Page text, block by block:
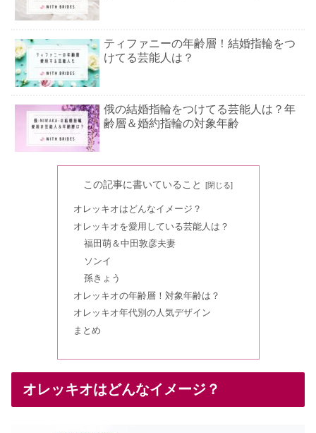
ティファニーの年齢層！結婚指輪をつ
けてる芸能人は？
俄の結婚指輪をつけてる芸能人は？年
齢層＆婚約指輪の対象年齢
人！年齢層やイメージは？
ダミアーニの芸能人は？結婚指輪・婚
約指輪の年齢層は？
ヴァンクリーフの結婚指輪をつけてる
芸能人！年齢層&イメージまとめ
トレセンテをつけてる芸能人はいる
の？年齢層＆対象年齢も
この記事に書いていること
オレッキオはどんなイメージ？
オレッキオを愛用している芸能人は？
福田萌＆中田敦彦夫妻
ソンイ
孫きょう
オレッキオの年齢層！対象年齢は？
オレッキオ年代別の人気デザイン
まとめ
オレッキオはどんなイメージ？